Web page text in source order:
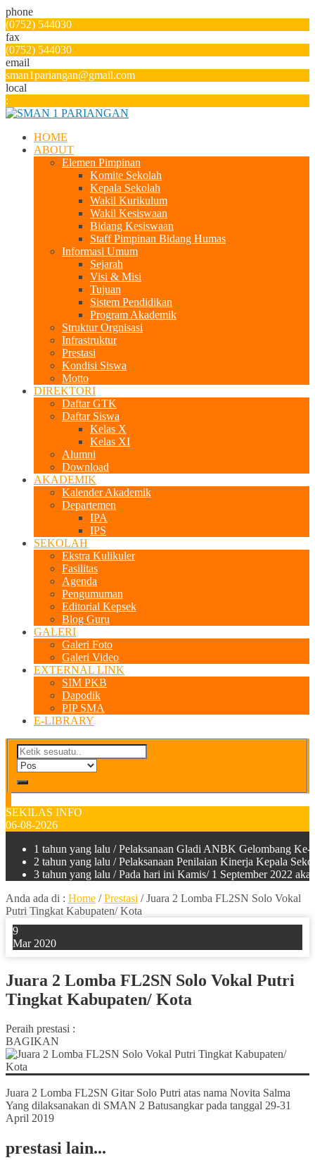
phone
(0752) 544030
fax
(0752) 544030
email
sman1pariangan@gmail.com
local
:
HOME
ABOUT
Elemen Pimpinan
Komite Sekolah
Kepala Sekolah
Wakil Kurikulum
Wakil Kesiswaan
Bidang Kesiswaan
Staff Pimpinan Bidang Humas
Informasi Umum
Sejarah
Visi & Misi
Tujuan
Sistem Pendidikan
Program Akademik
Struktur Orgnisasi
Infrastruktur
Prestasi
Kondisi Siswa
Motto
DIREKTORI
Daftar GTK
Daftar Siswa
Kelas X
Kelas XI
Alumni
Download
AKADEMIK
Kalender Akademik
Departemen
IPA
IPS
SEKOLAH
Ekstra Kulikuler
Fasilitas
Agenda
Pengumuman
Editorial Kepsek
Blog Guru
GALERI
Galeri Foto
Galeri Video
EXTERNAL LINK
SIM PKB
Dapodik
PIP SMA
E-LIBRARY
SEKILAS INFO
06-08-2026
1 tahun yang lalu / Pelaksanaan Gladi ANBK Gelombang Ke-
2 tahun yang lalu / Pelaksanaan Penilaian Kinerja Kepala
3 tahun yang lalu / Pada hari ini Kamis/ 1 September 2022
Anda ada di : Home /Prestasi /Juara 2 Lomba FL2SN Solo Vokal
Putri Tingkat Kabupaten/ Kota
9
Mar 2020
Juara 2 Lomba FL2SN Solo Vokal Putri
Tingkat Kabupaten/ Kota
Peraih prestasi :
BAGIKAN
Juara 2 Lomba FL2SN Gitar Solo Putri atas nama Novita Salma
Yang dilaksanakan di SMAN 2 Batusangkar pada tanggal 29-31
April 2019
prestasi lain...